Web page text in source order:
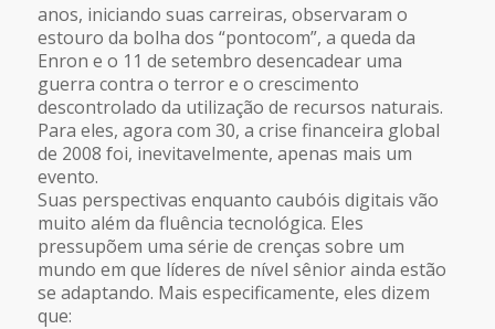
anos, iniciando suas carreiras, observaram o
estouro da bolha dos “pontocom”, a queda da
Enron e o 11 de setembro desencadear uma
guerra contra o terror e o crescimento
descontrolado da utilização de recursos naturais.
Para eles, agora com 30, a crise financeira global
de 2008 foi, inevitavelmente, apenas mais um
evento.
Suas perspectivas enquanto caubóis digitais vão
muito além da fluência tecnológica. Eles
pressupõem uma série de crenças sobre um
mundo em que líderes de nível sênior ainda estão
se adaptando. Mais especificamente, eles dizem
que: